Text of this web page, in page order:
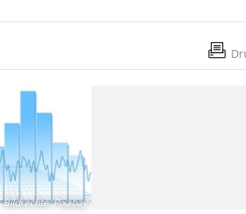
Bildrechte:Pixabay